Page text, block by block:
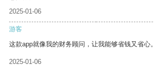
2025-01-06
游客
这款app就像我的财务顾问，让我能够省钱又省心。
2025-01-06